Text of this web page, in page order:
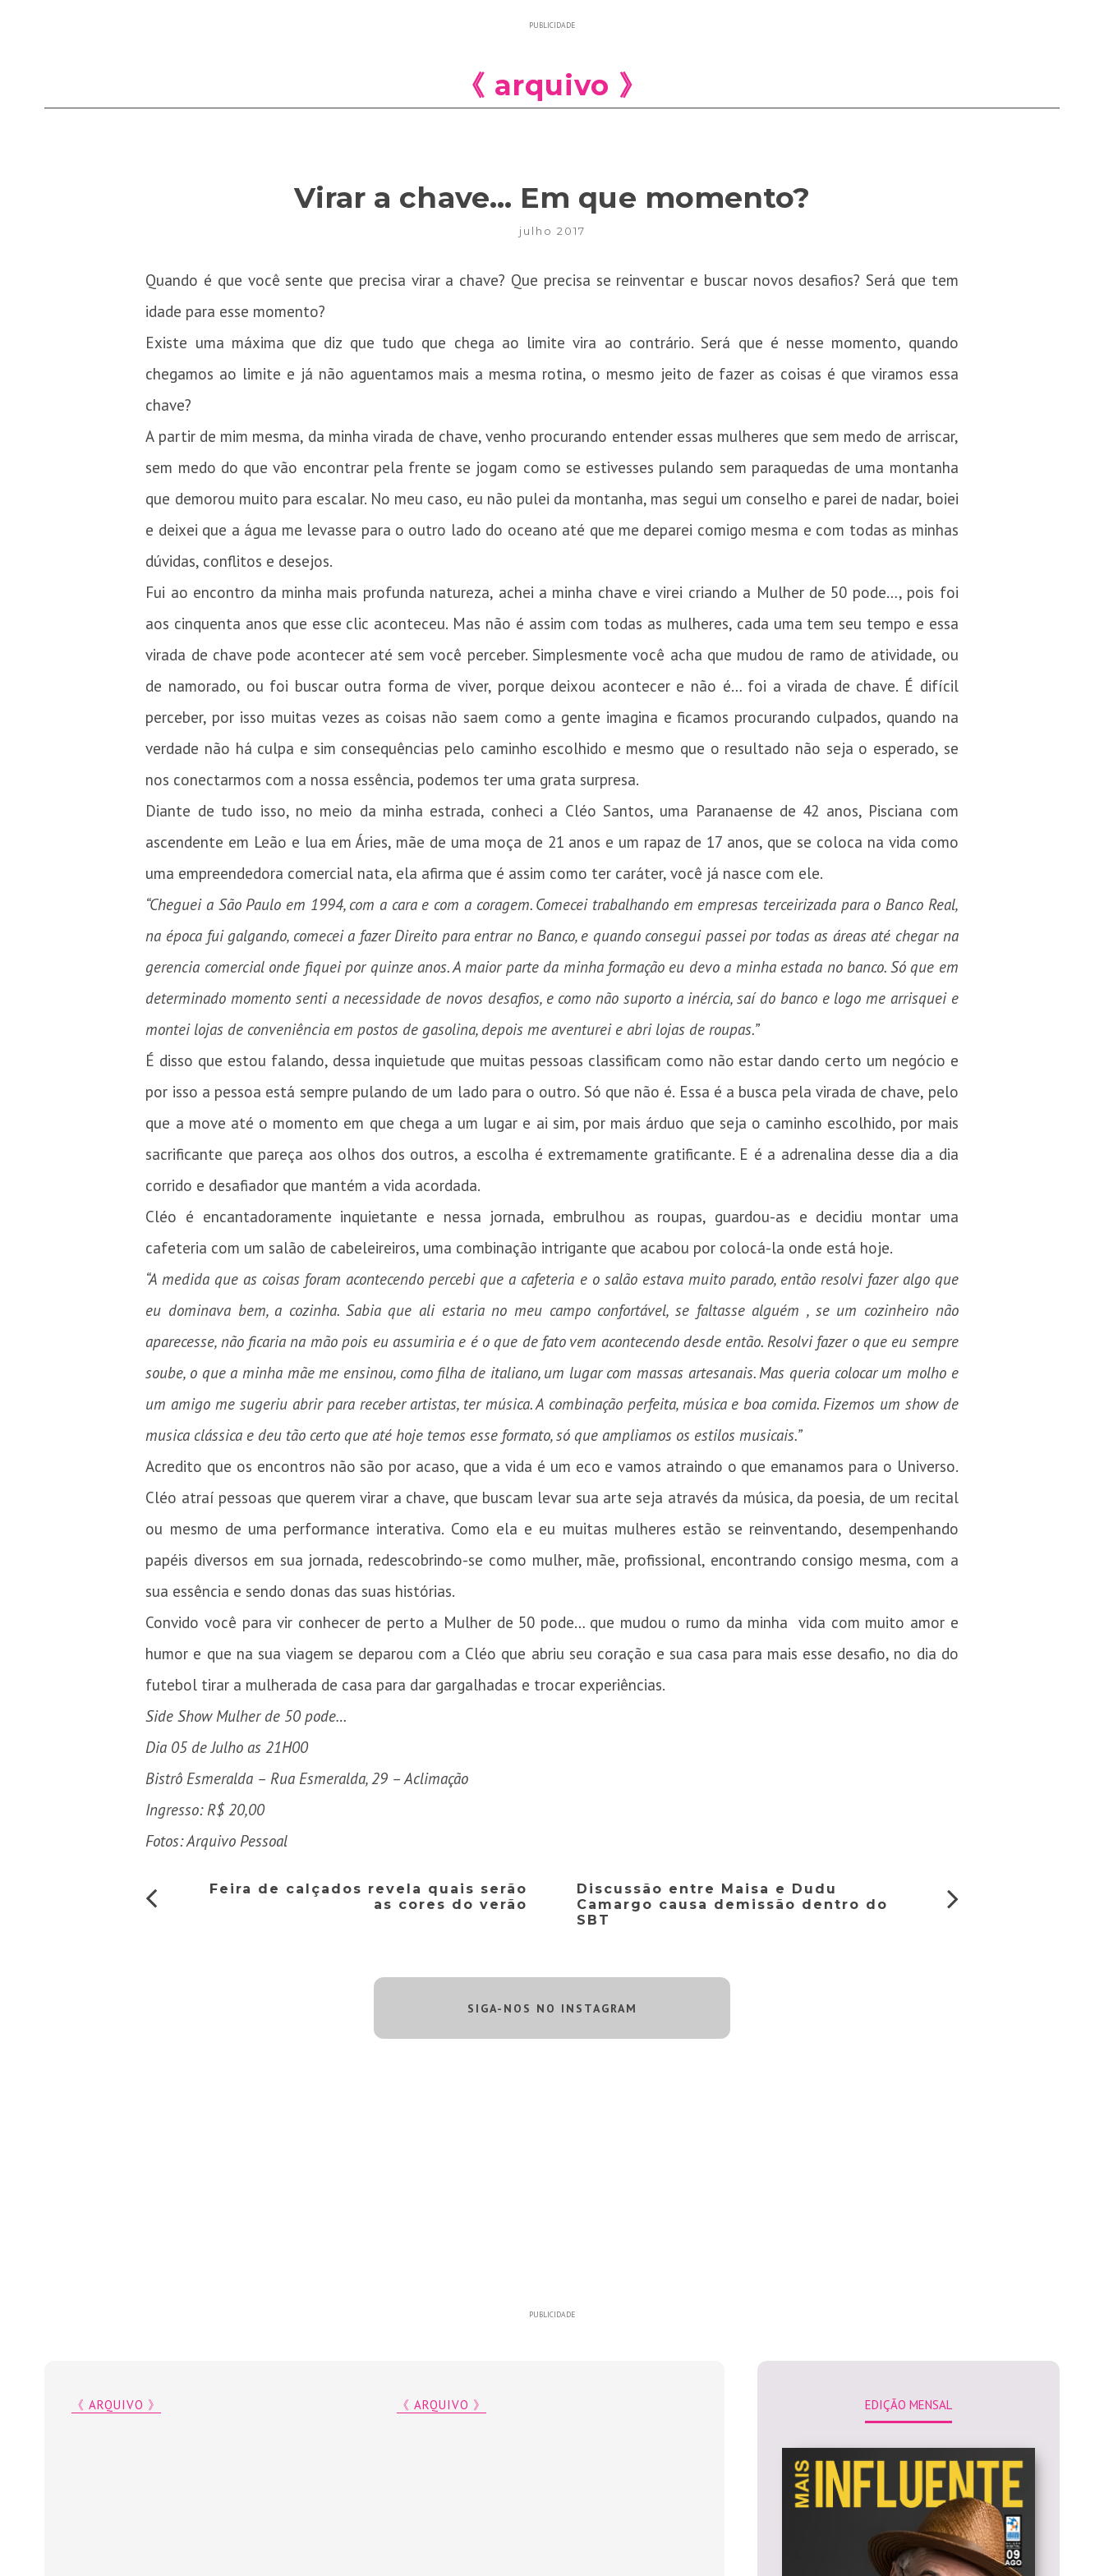
PUBLICIDADE
《 arquivo 》
Virar a chave… Em que momento?
julho 2017
Quando é que você sente que precisa virar a chave? Que precisa se reinventar e buscar novos desafios? Será que tem
idade para esse momento?
Existe uma máxima que diz que tudo que chega ao limite vira ao contrário. Será que é nesse momento, quando
chegamos ao limite e já não aguentamos mais a mesma rotina, o mesmo jeito de fazer as coisas é que viramos essa
chave?
A partir de mim mesma, da minha virada de chave, venho procurando entender essas mulheres que sem medo de arriscar,
sem medo do que vão encontrar pela frente se jogam como se estivesses pulando sem paraquedas de uma montanha
que demorou muito para escalar. No meu caso, eu não pulei da montanha, mas segui um conselho e parei de nadar, boiei
e deixei que a água me levasse para o outro lado do oceano até que me deparei comigo mesma e com todas as minhas
dúvidas, conflitos e desejos.
Fui ao encontro da minha mais profunda natureza, achei a minha chave e virei criando a Mulher de 50 pode…, pois foi
aos cinquenta anos que esse clic aconteceu. Mas não é assim com todas as mulheres, cada uma tem seu tempo e essa
virada de chave pode acontecer até sem você perceber. Simplesmente você acha que mudou de ramo de atividade, ou
de namorado, ou foi buscar outra forma de viver, porque deixou acontecer e não é… foi a virada de chave. É difícil
perceber, por isso muitas vezes as coisas não saem como a gente imagina e ficamos procurando culpados, quando na
verdade não há culpa e sim consequências pelo caminho escolhido e mesmo que o resultado não seja o esperado, se
nos conectarmos com a nossa essência, podemos ter uma grata surpresa.
Diante de tudo isso, no meio da minha estrada, conheci a Cléo Santos, uma Paranaense de 42 anos, Pisciana com
ascendente em Leão e lua em Áries, mãe de uma moça de 21 anos e um rapaz de 17 anos, que se coloca na vida como
uma empreendedora comercial nata, ela afirma que é assim como ter caráter, você já nasce com ele.
“Cheguei a São Paulo em 1994, com a cara e com a coragem. Comecei trabalhando em empresas terceirizada para o Banco Real,
na época fui galgando, comecei a fazer Direito para entrar no Banco, e quando consegui passei por todas as áreas até chegar na
gerencia comercial onde fiquei por quinze anos. A maior parte da minha formação eu devo a minha estada no banco. Só que em
determinado momento senti a necessidade de novos desafios, e como não suporto a inércia, saí do banco e logo me arrisquei e
montei lojas de conveniência em postos de gasolina, depois me aventurei e abri lojas de roupas.”
É disso que estou falando, dessa inquietude que muitas pessoas classificam como não estar dando certo um negócio e
por isso a pessoa está sempre pulando de um lado para o outro. Só que não é. Essa é a busca pela virada de chave, pelo
que a move até o momento em que chega a um lugar e ai sim, por mais árduo que seja o caminho escolhido, por mais
sacrificante que pareça aos olhos dos outros, a escolha é extremamente gratificante. E é a adrenalina desse dia a dia
corrido e desafiador que mantém a vida acordada.
Cléo é encantadoramente inquietante e nessa jornada, embrulhou as roupas, guardou-as e decidiu montar uma
cafeteria com um salão de cabeleireiros, uma combinação intrigante que acabou por colocá-la onde está hoje.
“A medida que as coisas foram acontecendo percebi que a cafeteria e o salão estava muito parado, então resolvi fazer algo que
eu dominava bem, a cozinha. Sabia que ali estaria no meu campo confortável, se faltasse alguém , se um cozinheiro não
aparecesse, não ficaria na mão pois eu assumiria e é o que de fato vem acontecendo desde então. Resolvi fazer o que eu sempre
soube, o que a minha mãe me ensinou, como filha de italiano, um lugar com massas artesanais. Mas queria colocar um molho e
um amigo me sugeriu abrir para receber artistas, ter música. A combinação perfeita, música e boa comida. Fizemos um show de
musica clássica e deu tão certo que até hoje temos esse formato, só que ampliamos os estilos musicais.”
Acredito que os encontros não são por acaso, que a vida é um eco e vamos atraindo o que emanamos para o Universo.
Cléo atraí pessoas que querem virar a chave, que buscam levar sua arte seja através da música, da poesia, de um recital
ou mesmo de uma performance interativa. Como ela e eu muitas mulheres estão se reinventando, desempenhando
papéis diversos em sua jornada, redescobrindo-se como mulher, mãe, profissional, encontrando consigo mesma, com a
sua essência e sendo donas das suas histórias.
Convido você para vir conhecer de perto a Mulher de 50 pode… que mudou o rumo da minha vida com muito amor e
humor e que na sua viagem se deparou com a Cléo que abriu seu coração e sua casa para mais esse desafio, no dia do
futebol tirar a mulherada de casa para dar gargalhadas e trocar experiências.
Side Show Mulher de 50 pode…
Dia 05 de Julho as 21H00
Bistrô Esmeralda – Rua Esmeralda, 29 – Aclimação
Ingresso: R$ 20,00
Fotos: Arquivo Pessoal
Feira de calçados revela quais serão
as cores do verão
Discussão entre Maisa e Dudu
Camargo causa demissão dentro do
SBT
SIGA-NOS NO INSTAGRAM
PUBLICIDADE
《 ARQUIVO 》
《 ARQUIVO 》 EDIÇÃO MENSAL